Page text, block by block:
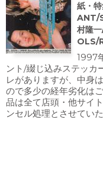
紙・
ANT/
村隆
OLS/
1997
ント/綴じ込みステッカ
レがありますが、中身
ので多少の経年劣化は
品は全て店頭・他サイ
ンセル処理とさせてい